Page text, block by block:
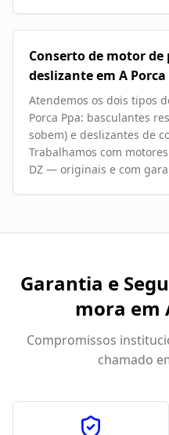
Conserto de motor
deslizante em A Porca
Atendemos os dois tipos
Porca Ppa: basculantes
sobem) e deslizantes de
Trabalhamos com
DZ — originais e com
Garantia e
mora em
Compromissos
chamado